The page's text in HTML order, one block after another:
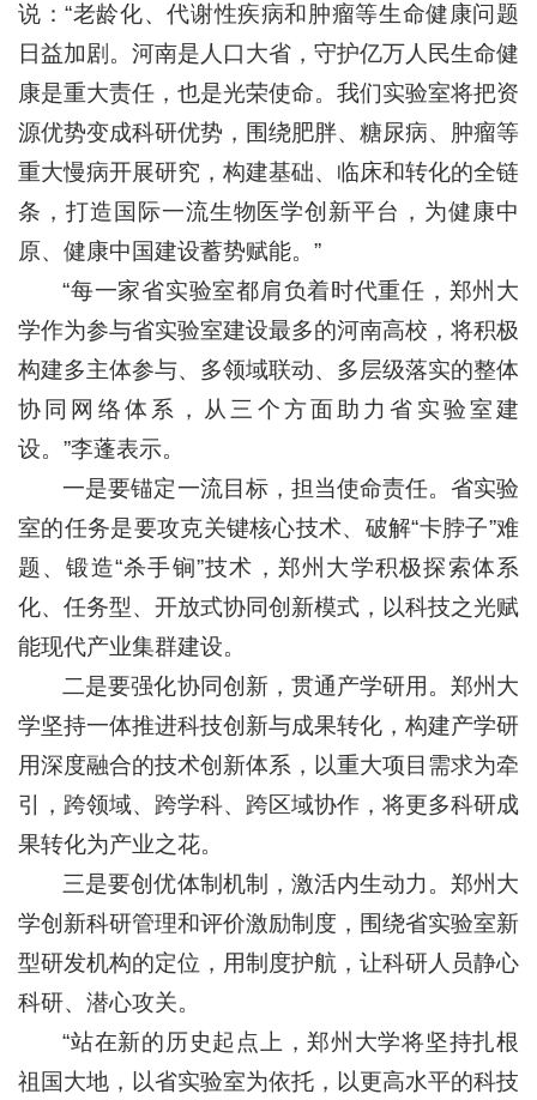
说：“老龄化、代谢性疾病和肿瘤等生命健康问题
日益加剧。河南是人口大省，守护亿万人民生命健
康是重大责任，也是光荣使命。我们实验室将把资
源优势变成科研优势，围绕肥胖、糖尿病、肿瘤等
重大慢病开展研究，构建基础、临床和转化的全链
条，打造国际一流生物医学创新平台，为健康中
原、健康中国建设蓄势赋能。”
“每一家省实验室都肩负着时代重任，郑州大
学作为参与省实验室建设最多的河南高校，将积极
构建多主体参与、多领域联动、多层级落实的整体
协同网络体系，从三个方面助力省实验室建
设。”李蓬表示。
一是要锚定一流目标，担当使命责任。省实验
室的任务是要攻克关键核心技术、破解“卡脖子”难
题、锻造“杀手锏”技术，郑州大学积极探索体系
化、任务型、开放式协同创新模式，以科技之光赋
能现代产业集群建设。
二是要强化协同创新，贯通产学研用。郑州大
学坚持一体推进科技创新与成果转化，构建产学研
用深度融合的技术创新体系，以重大项目需求为牵
引，跨领域、跨学科、跨区域协作，将更多科研成
果转化为产业之花。
三是要创优体制机制，激活内生动力。郑州大
学创新科研管理和评价激励制度，围绕省实验室新
型研发机构的定位，用制度护航，让科研人员静心
科研、潜心攻关。
“站在新的历史起点上，郑州大学将坚持扎根
祖国大地，以省实验室为依托，以更高水平的科技